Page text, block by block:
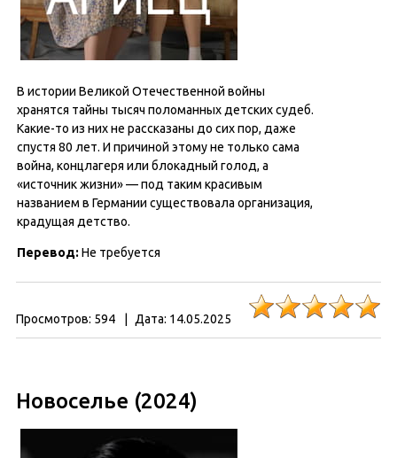
В истории Великой Отечественной войны
хранятся тайны тысяч поломанных детских судеб.
Какие-то из них не рассказаны до сих пор, даже
спустя 80 лет. И причиной этому не только сама
война, концлагеря или блокадный голод, а
«источник жизни» — под таким красивым
названием в Германии существовала организация,
крадущая детство.
Перевод: Не требуется
Просмотров: 594 Дата: 14.05.2025
Новоселье (2024)